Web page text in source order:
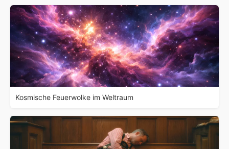
Kosmische Feuerwolke im Weltraum